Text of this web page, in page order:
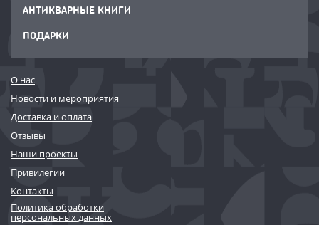
АНТИКВАРНЫЕ КНИГИ
ПОДАРКИ
О нас
Новости и мероприятия
Доставка и оплата
Отзывы
Наши проекты
Привилегии
Контакты
Политика обработки
персональных данных